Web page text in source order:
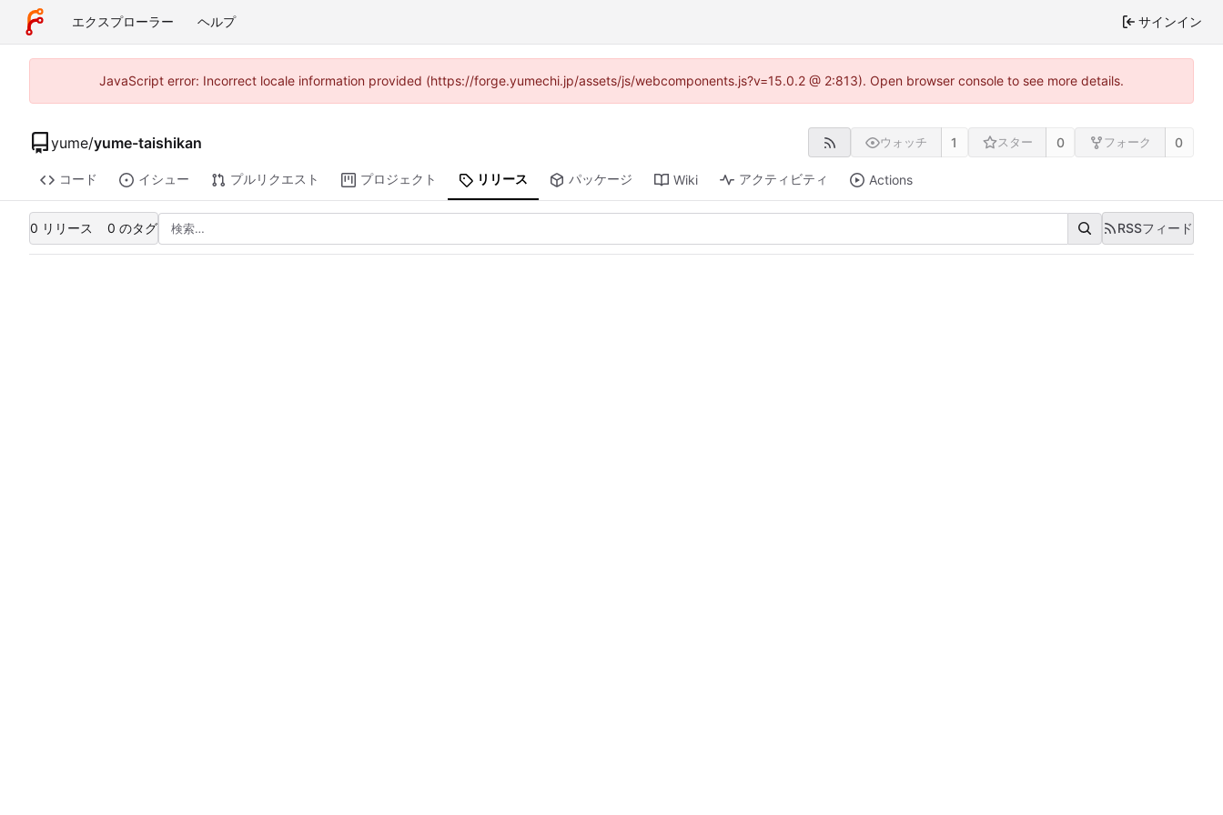
エクスプローラー ヘルプ サインイン
JavaScript error: Incorrect locale information provided (https://forge.yumechi.jp/assets/js/webcomponents.js?v=15.0.2 @ 2:813). Open browser console to see more details.
yume/yume-taishikan ウォッチ 1 スター 0 フォーク 0
コード イシュー プルリクエスト プロジェクト リリース パッケージ Wiki アクティビティ Actions
0 リリース 0 のタグ RSSフィード